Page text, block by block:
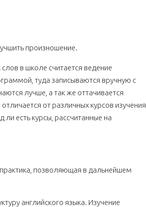
произношение.
в школе считается ведение
туда записываются вручную с
лучше, а так же оттачивается
от различных курсов изучения
ли есть курсы, рассчитанные на
позволяющая в дальнейшем
английского языка. Изучение